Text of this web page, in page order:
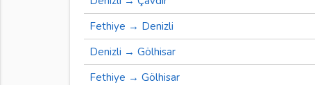
Fethiye → Denizli
Denizli → Gölhisar
Fethiye → Gölhisar